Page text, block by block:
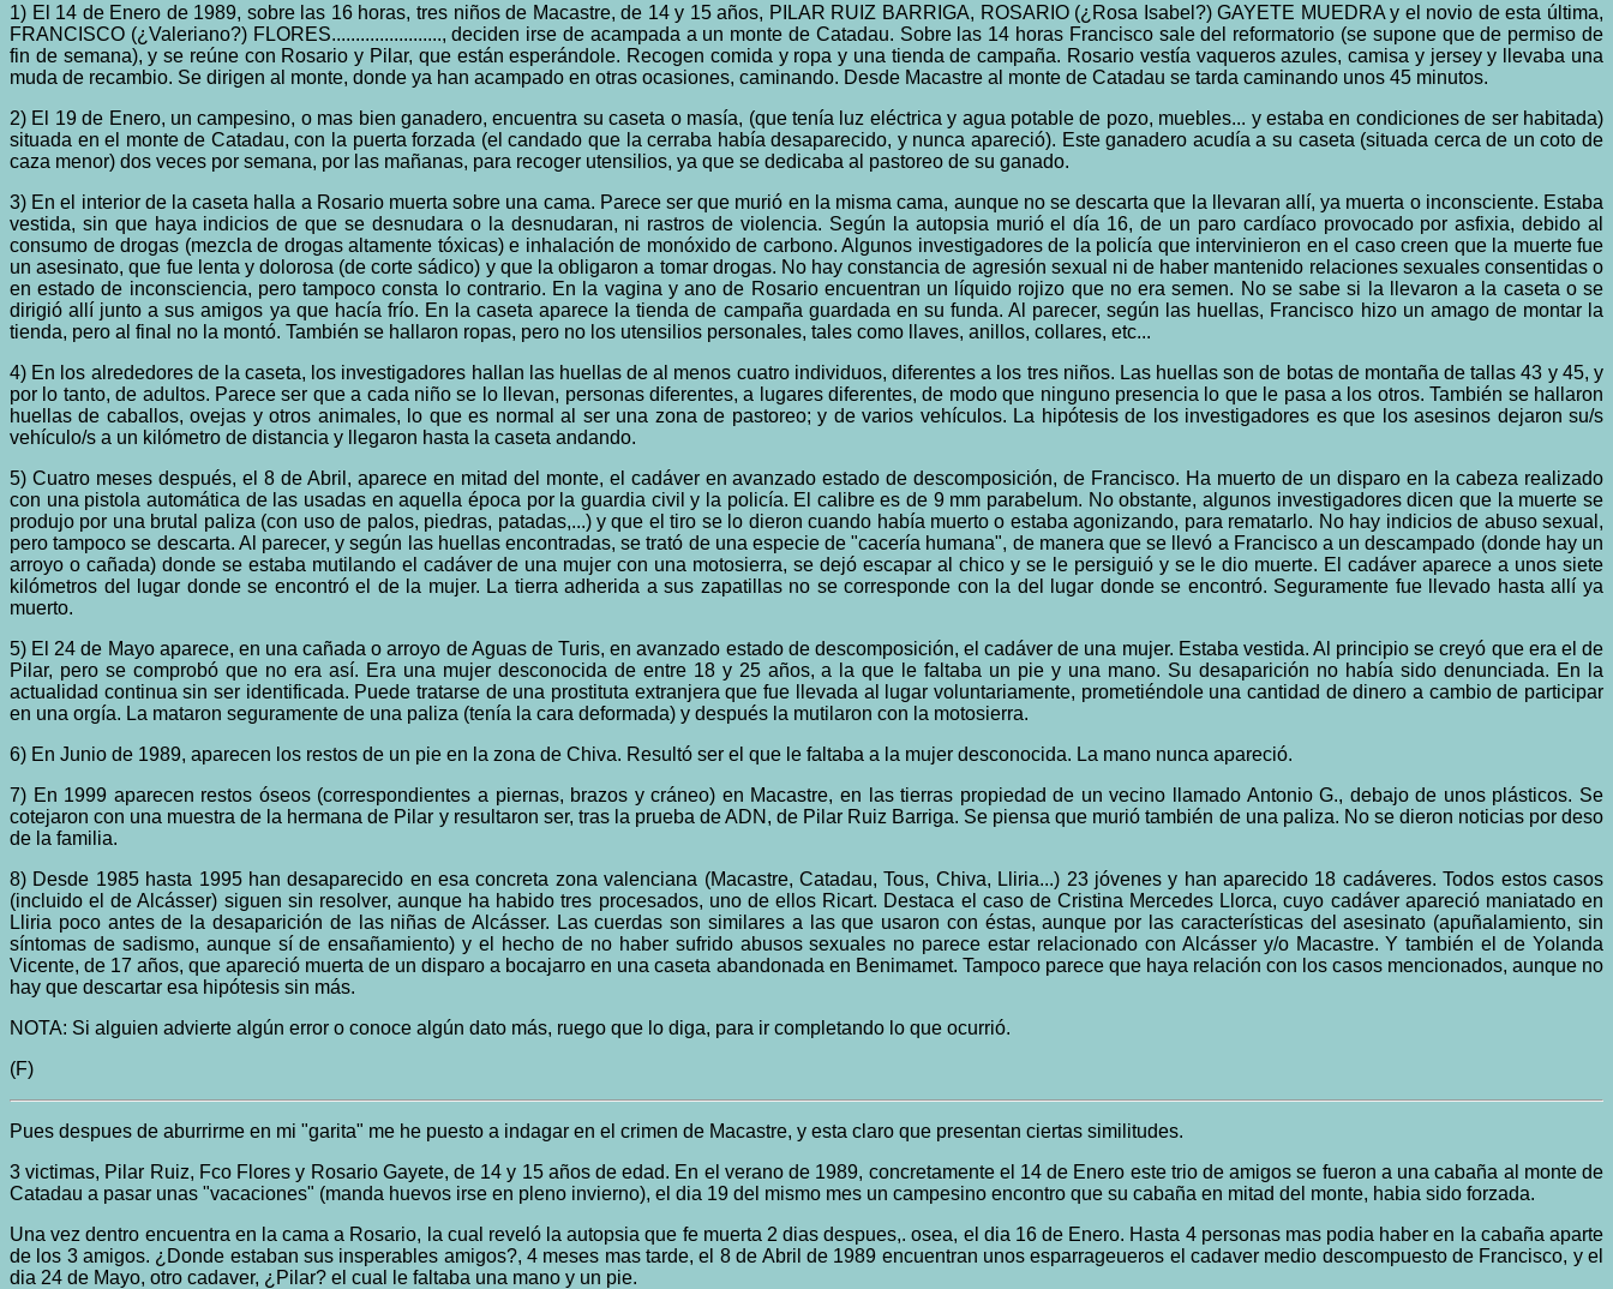
1) El 14 de Enero de 1989, sobre las 16 horas, tres niños de Macastre, de 14 y 15 años, PILAR RUIZ BARRIGA, ROSARIO (¿Rosa Isabel?) GAYETE MUEDRA y el novio de esta última,
FRANCISCO (¿Valeriano?) FLORES......................., deciden irse de acampada a un monte de Catadau. Sobre las 14 horas Francisco sale del reformatorio (se supone que de permiso de
fin de semana), y se reúne con Rosario y Pilar, que están esperándole. Recogen comida y ropa y una tienda de campaña. Rosario vestía vaqueros azules, camisa y jersey y llevaba una
muda de recambio. Se dirigen al monte, donde ya han acampado en otras ocasiones, caminando. Desde Macastre al monte de Catadau se tarda caminando unos 45 minutos.
2) El 19 de Enero, un campesino, o mas bien ganadero, encuentra su caseta o masía, (que tenía luz eléctrica y agua potable de pozo, muebles... y estaba en condiciones de ser habitada)
situada en el monte de Catadau, con la puerta forzada (el candado que la cerraba había desaparecido, y nunca apareció). Este ganadero acudía a su caseta (situada cerca de un coto de
caza menor) dos veces por semana, por las mañanas, para recoger utensilios, ya que se dedicaba al pastoreo de su ganado.
3) En el interior de la caseta halla a Rosario muerta sobre una cama. Parece ser que murió en la misma cama, aunque no se descarta que la llevaran allí, ya muerta o inconsciente. Estaba
vestida, sin que haya indicios de que se desnudara o la desnudaran, ni rastros de violencia. Según la autopsia murió el día 16, de un paro cardíaco provocado por asfixia, debido al
consumo de drogas (mezcla de drogas altamente tóxicas) e inhalación de monóxido de carbono. Algunos investigadores de la policía que intervinieron en el caso creen que la muerte fue
un asesinato, que fue lenta y dolorosa (de corte sádico) y que la obligaron a tomar drogas. No hay constancia de agresión sexual ni de haber mantenido relaciones sexuales consentidas o
en estado de inconsciencia, pero tampoco consta lo contrario. En la vagina y ano de Rosario encuentran un líquido rojizo que no era semen. No se sabe si la llevaron a la caseta o se
dirigió allí junto a sus amigos ya que hacía frío. En la caseta aparece la tienda de campaña guardada en su funda. Al parecer, según las huellas, Francisco hizo un amago de montar la
tienda, pero al final no la montó. También se hallaron ropas, pero no los utensilios personales, tales como llaves, anillos, collares, etc...
4) En los alrededores de la caseta, los investigadores hallan las huellas de al menos cuatro individuos, diferentes a los tres niños. Las huellas son de botas de montaña de tallas 43 y 45, y
por lo tanto, de adultos. Parece ser que a cada niño se lo llevan, personas diferentes, a lugares diferentes, de modo que ninguno presencia lo que le pasa a los otros. También se hallaron
huellas de caballos, ovejas y otros animales, lo que es normal al ser una zona de pastoreo; y de varios vehículos. La hipótesis de los investigadores es que los asesinos dejaron su/s
vehículo/s a un kilómetro de distancia y llegaron hasta la caseta andando.
5) Cuatro meses después, el 8 de Abril, aparece en mitad del monte, el cadáver en avanzado estado de descomposición, de Francisco. Ha muerto de un disparo en la cabeza realizado
con una pistola automática de las usadas en aquella época por la guardia civil y la policía. El calibre es de 9 mm parabelum. No obstante, algunos investigadores dicen que la muerte se
produjo por una brutal paliza (con uso de palos, piedras, patadas,...) y que el tiro se lo dieron cuando había muerto o estaba agonizando, para rematarlo. No hay indicios de abuso sexual,
pero tampoco se descarta. Al parecer, y según las huellas encontradas, se trató de una especie de "cacería humana", de manera que se llevó a Francisco a un descampado (donde hay un
arroyo o cañada) donde se estaba mutilando el cadáver de una mujer con una motosierra, se dejó escapar al chico y se le persiguió y se le dio muerte. El cadáver aparece a unos siete
kilómetros del lugar donde se encontró el de la mujer. La tierra adherida a sus zapatillas no se corresponde con la del lugar donde se encontró. Seguramente fue llevado hasta allí ya
muerto.
5) El 24 de Mayo aparece, en una cañada o arroyo de Aguas de Turis, en avanzado estado de descomposición, el cadáver de una mujer. Estaba vestida. Al principio se creyó que era el de
Pilar, pero se comprobó que no era así. Era una mujer desconocida de entre 18 y 25 años, a la que le faltaba un pie y una mano. Su desaparición no había sido denunciada. En la
actualidad continua sin ser identificada. Puede tratarse de una prostituta extranjera que fue llevada al lugar voluntariamente, prometiéndole una cantidad de dinero a cambio de participar
en una orgía. La mataron seguramente de una paliza (tenía la cara deformada) y después la mutilaron con la motosierra.
6) En Junio de 1989, aparecen los restos de un pie en la zona de Chiva. Resultó ser el que le faltaba a la mujer desconocida. La mano nunca apareció.
7) En 1999 aparecen restos óseos (correspondientes a piernas, brazos y cráneo) en Macastre, en las tierras propiedad de un vecino llamado Antonio G., debajo de unos plásticos. Se
cotejaron con una muestra de la hermana de Pilar y resultaron ser, tras la prueba de ADN, de Pilar Ruiz Barriga. Se piensa que murió también de una paliza. No se dieron noticias por deso
de la familia.
8) Desde 1985 hasta 1995 han desaparecido en esa concreta zona valenciana (Macastre, Catadau, Tous, Chiva, Lliria...) 23 jóvenes y han aparecido 18 cadáveres. Todos estos casos
(incluido el de Alcásser) siguen sin resolver, aunque ha habido tres procesados, uno de ellos Ricart. Destaca el caso de Cristina Mercedes Llorca, cuyo cadáver apareció maniatado en
Lliria poco antes de la desaparición de las niñas de Alcásser. Las cuerdas son similares a las que usaron con éstas, aunque por las características del asesinato (apuñalamiento, sin
síntomas de sadismo, aunque sí de ensañamiento) y el hecho de no haber sufrido abusos sexuales no parece estar relacionado con Alcásser y/o Macastre. Y también el de Yolanda
Vicente, de 17 años, que apareció muerta de un disparo a bocajarro en una caseta abandonada en Benimamet. Tampoco parece que haya relación con los casos mencionados, aunque no
hay que descartar esa hipótesis sin más.
NOTA: Si alguien advierte algún error o conoce algún dato más, ruego que lo diga, para ir completando lo que ocurrió.
(F)
Pues despues de aburrirme en mi "garita" me he puesto a indagar en el crimen de Macastre, y esta claro que presentan ciertas similitudes.
3 victimas, Pilar Ruiz, Fco Flores y Rosario Gayete, de 14 y 15 años de edad. En el verano de 1989, concretamente el 14 de Enero este trio de amigos se fueron a una cabaña al monte de
Catadau a pasar unas "vacaciones" (manda huevos irse en pleno invierno), el dia 19 del mismo mes un campesino encontro que su cabaña en mitad del monte, habia sido forzada.
Una vez dentro encuentra en la cama a Rosario, la cual reveló la autopsia que fe muerta 2 dias despues,. osea, el dia 16 de Enero. Hasta 4 personas mas podia haber en la cabaña aparte
de los 3 amigos. ¿Donde estaban sus insperables amigos?, 4 meses mas tarde, el 8 de Abril de 1989 encuentran unos esparrageueros el cadaver medio descompuesto de Francisco, y el
dia 24 de Mayo, otro cadaver, ¿Pilar? el cual le faltaba una mano y un pie.